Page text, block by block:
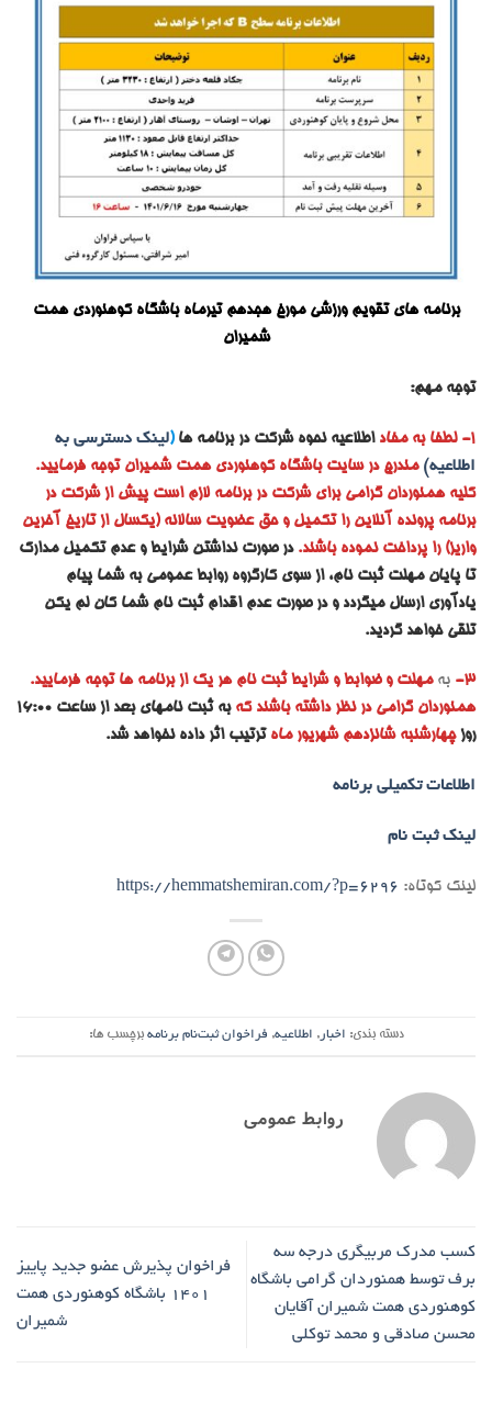
برنامه های تقویم ورزشی مورخ هجدهم تیرماه باشگاه کوهنوردی همت
شمیران
توجه مهم:
1- لطفا به مفاد اطلاعیه نحوه شرکت در برنامه ها(لینک دسترسی به
اطلاعیه) مندرج در سایت باشگاه کوهنوردی همت شمیران توجه فرمایید.
کلیه همنوردان گرامی برای شرکت در برنامه لازم است پیش از شرکت در
برنامه پرونده آنلاین را تکمیل و حق عضویت سالانه (یکسال از تاریخ آخرین
واریز) را پرداخت نموده باشند.در صورت نداشتن شرایط و عدم تکمیل مدارک
تا پایان مهلت ثبت نام، از سوی کارگروه روابط عمومی به شما پیام
یادآوری ارسال میگردد و در صورت عدم اقدام ثبت نام شما کان لم یکن
تلقی خواهد گردید.
3- بهمهلت و ضوابط و شرایط ثبت نام هر یک از برنامه ها توجه فرمایید.
همنوردان گرامی در نظر داشته باشند که
به ثبت نامهای بعد از ساعت 16:00
روزچهارشنبه شانزدهم شهریور ماهترتیب اثر داده نخواهد شد.
اطلاعات تکمیلی برنامه
لینک ثبت نام
لینک کوتاه: https://hemmatshemiran.com/?p=6296
دسته بندی: اخبار, اطلاعیه, فراخوان ثبت‌نام برنامه برچسب ها:
روابط عمومی
کسب مدرک مربیگری درجه سه
برف توسط همنوردان گرامی باشگاه
کوهنوردی همت شمیران آقایان
محسن صادقی و محمد توکلی
فراخوان پذیرش عضو جدید پاییز
1401 باشگاه کوهنوردی همت
شمیران